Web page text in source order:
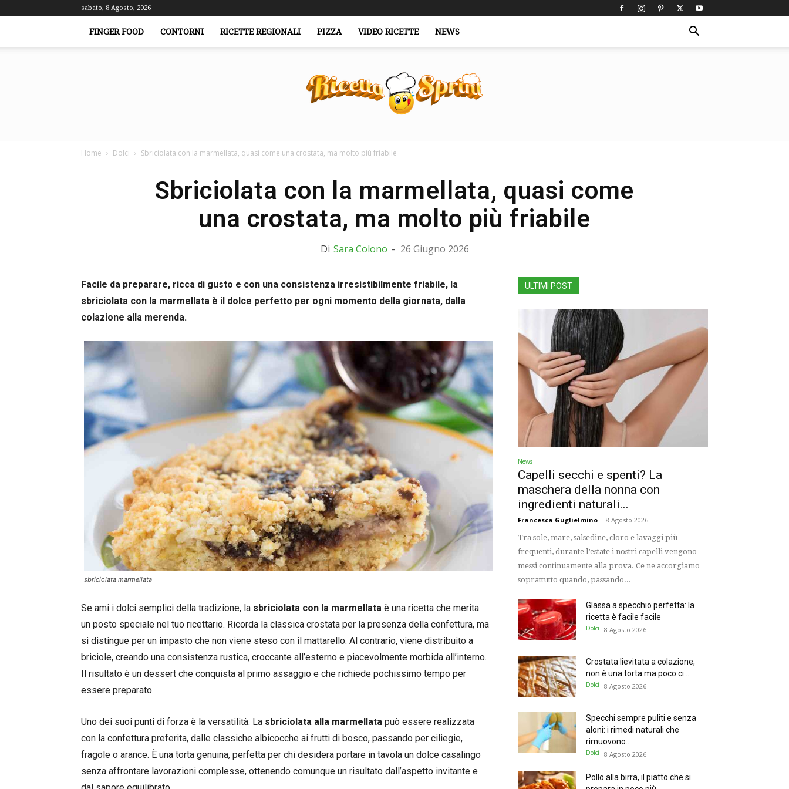
sabato, 8 Agosto, 2026
FINGER FOOD CONTORNI RICETTE REGIONALI PIZZA VIDEO RICETTE NEWS
Home Dolci Sbriciolata con la marmellata, quasi come una crostata, ma molto più friabile
Sbriciolata con la marmellata, quasi come
una crostata, ma molto più friabile
Di Sara Colono - 26 Giugno 2026
Facile da preparare, ricca di gusto e con una consistenza irresistibilmente friabile, la
sbriciolata con la marmellata è il dolce perfetto per ogni momento della giornata, dalla
colazione alla merenda.
sbriciolata marmellata
Se ami i dolci semplici della tradizione, la sbriciolata con la marmellata è una ricetta che merita
un posto speciale nel tuo ricettario. Ricorda la classica crostata per la presenza della confettura, ma
si distingue per un impasto che non viene steso con il mattarello. Al contrario, viene distribuito a
briciole, creando una consistenza rustica, croccante all’esterno e piacevolmente morbida all’interno.
Il risultato è un dessert che conquista al primo assaggio e che richiede pochissimo tempo per
essere preparato.
Uno dei suoi punti di forza è la versatilità. La sbriciolata alla marmellata può essere realizzata
con la confettura preferita, dalle classiche albicocche ai frutti di bosco, passando per ciliegie,
fragole o arance. È una torta genuina, perfetta per chi desidera portare in tavola un dolce casalingo
senza affrontare lavorazioni complesse, ottenendo comunque un risultato dall’aspetto invitante e
ULTIMI POST
News
Capelli secchi e spenti? La
maschera della nonna con
ingredienti naturali...
Francesca Guglielmino - 8 Agosto 2026
Tra sole, mare, salsedine, cloro e lavaggi più
frequenti, durante l’estate i nostri capelli vengono
messi continuamente alla prova. Ce ne accorgiamo
soprattutto quando, passando...
Glassa a specchio perfetta: la
ricetta è facile facile
Dolci 8 Agosto 2026
Crostata lievitata a colazione,
non è una torta ma poco ci...
Dolci 8 Agosto 2026
Specchi sempre puliti e senza
aloni: i rimedi naturali che
rimuovono...
Dolci 8 Agosto 2026
Pollo alla birra, il piatto che si